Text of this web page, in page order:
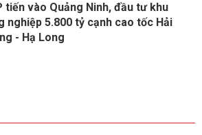
tiến vào Quảng Ninh, đầu tư khu
nghiệp 5.800 tỷ cạnh cao tốc Hải
- Hạ Long